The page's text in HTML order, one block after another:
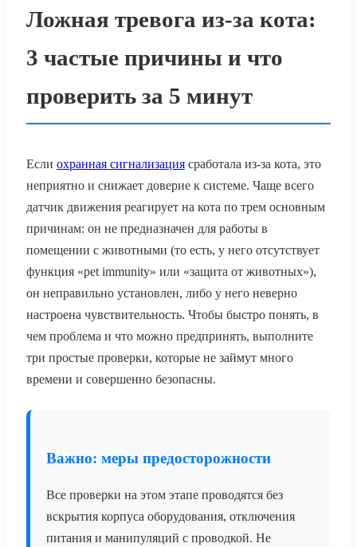
Ложная тревога из-за кота:
3 частые причины и что
проверить за 5 минут
Если охранная сигнализация сработала из-за кота, это
неприятно и снижает доверие к системе. Чаще всего
датчик движения реагирует на кота по трем основным
причинам: он не предназначен для работы в
помещении с животными (то есть, у него отсутствует
функция «pet immunity» или «защита от животных»),
он неправильно установлен, либо у него неверно
настроена чувствительность. Чтобы быстро понять, в
чем проблема и что можно предпринять, выполните
три простые проверки, которые не займут много
времени и совершенно безопасны.
Важно: меры предосторожности
Все проверки на этом этапе проводятся без
вскрытия корпуса оборудования, отключения
питания и манипуляций с проводкой. Не